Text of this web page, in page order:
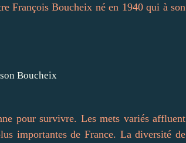
François Boucheix né en 1940 qui à son
pour survivre. Les mets variés affluent
importantes de France. La diversité de